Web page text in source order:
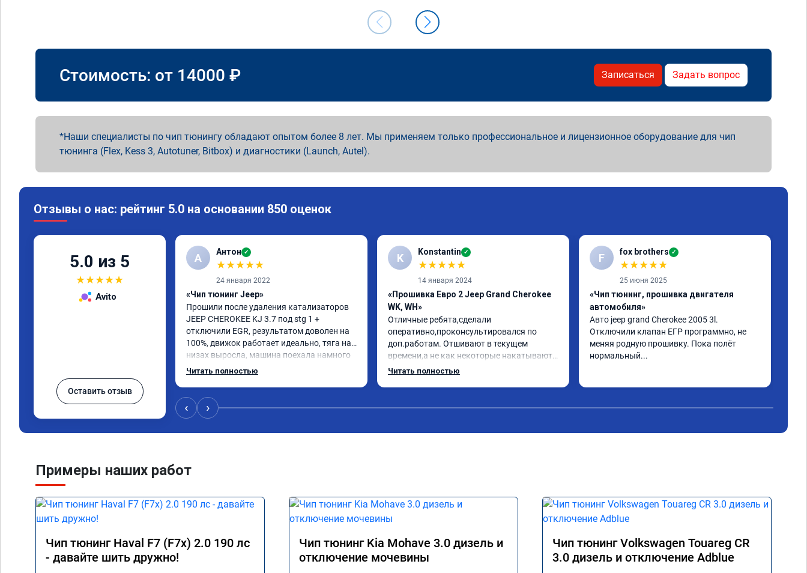
Стоимость: от 14000 ₽ Записаться Задать вопрос
Наши специалисты по чип тюнингу обладают опытом более 8 лет. Мы применяем только профессиональное и лицензионное оборудование для чип
тюнинга (Flex, Kess 3, Autotuner, Bitbox) и диагностики (Launch, Autel).
Отзывы о нас: рейтинг 5.0 на основании 850 оценок
5.0 из 5
★★★★★
Avito
Оставить отзыв
А Антон ✓
★★★★★
24 января 2022
«Чип тюнинг Jeep»
Прошили после удаления катализаторов
JEEP CHEROKEE KJ 3.7 под stg 1 +
отключили EGR, результатом доволен на
100%, движок работает идеально, тяга на
низах выросла, машина поехала намного
интереснее, расход топлива радует. Делал
Читать полностью
K Konstantin ✓
★★★★★
14 января 2024
«Прошивка Евро 2 Jeep Grand Cherokee
WK, WH»
Отличные ребята,сделали
оперативно,проконсультировался по
доп.работам. Отшивают в текущем
времени,а не как некоторые накатывают
непонятные прошивки из интернета,чем
Читать полностью
F fox brothers ✓
★★★★★
25 июня 2025
«Чип тюнинг, прошивка двигателя
автомобиля»
Авто jeep grand Cherokee 2005 3l.
Отключили клапан ЕГР программно, не
меняя родную прошивку. Пока полëт
нормальный...
‹ ›
Примеры наших работ
Чип тюнинг Haval F7 (F7x) 2.0 190 лс
- давайте шить дружно!
Чип тюнинг Kia Mohave 3.0 дизель и
отключение мочевины
Чип тюнинг Volkswagen Touareg CR
3.0 дизель и отключение Adblue